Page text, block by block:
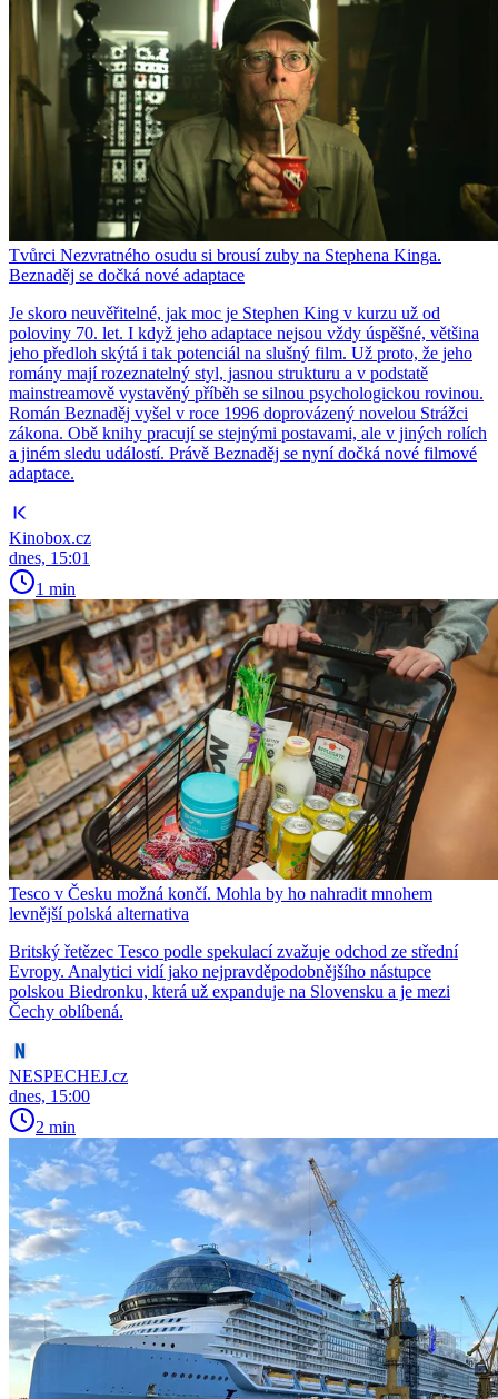
Tvůrci Nezvratného osudu si brousí zuby na Stephena Kinga.
Beznaděj se dočká nové adaptace
Je skoro neuvěřitelné, jak moc je Stephen King v kurzu už od
poloviny 70. let. I když jeho adaptace nejsou vždy úspěšné, většina
jeho předloh skýtá i tak potenciál na slušný film. Už proto, že jeho
romány mají rozeznatelný styl, jasnou strukturu a v podstatě
mainstreamově vystavěný příběh se silnou psychologickou rovinou.
Román Beznaděj vyšel v roce 1996 doprovázený novelou Strážci
zákona. Obě knihy pracují se stejnými postavami, ale v jiných rolích
a jiném sledu událostí. Právě Beznaděj se nyní dočká nové filmové
adaptace.
Kinobox.cz
dnes, 15:01
1 min
Tesco v Česku možná končí. Mohla by ho nahradit mnohem
levnější polská alternativa
Britský řetězec Tesco podle spekulací zvažuje odchod ze střední
Evropy. Analytici vidí jako nejpravděpodobnějšího nástupce
polskou Biedronku, která už expanduje na Slovensku a je mezi
Čechy oblíbená.
NESPECHEJ.cz
dnes, 15:00
2 min